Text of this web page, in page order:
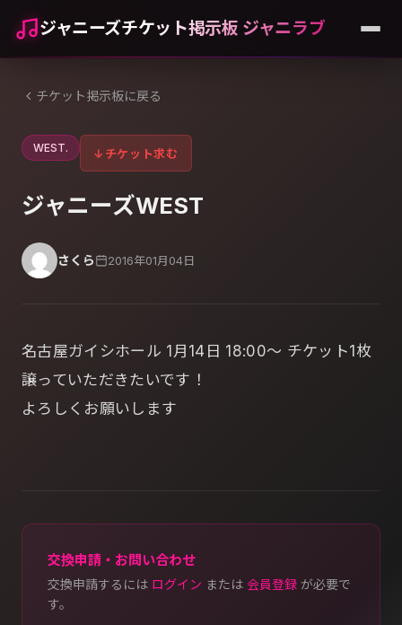
ジャニーズチケット掲示板 ジャニラブ
チケット掲示板に戻る
WEST. ↓ チケット求む
ジャニーズWEST
さくら 2016年01月04日
名古屋ガイシホール 1月14日 18:00～ チケット1枚
譲っていただきたいです！
よろしくお願いします
交換申請・お問い合わせ
交換申請するには ログイン または 会員登録 が必要で
す。